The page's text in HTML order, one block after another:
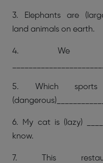
3. Elephants are (large)
land animals on earth.
4. We
5. Which
6. My cat is (lazy)
know.
7. This